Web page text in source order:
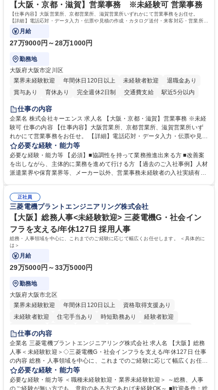
を込めてコミュニケーションをとりながら広報関連業務を行っておりま
す。 学歴・資格 学歴：大学院 大学 高専 短大 専修学校 高校 語学力： 資
格：
【大阪・京都・滋賀】営業事務 ※未経験可 営業事務
【仕事内容】大阪営業所、京都営業所、滋賀営業所いずれかにて営業事務をお任せ。
【詳細】電話応対・データ入力・伝票や見積の作成・カタログ送付・来客対応・営業所内
で発生する事務業務や業務改善をお任せ。
月給
27万9000円～28万1000円
勤務地
大阪府大阪市淀川区
業界未経験歓迎
年間休日120日以上 未経験者歓迎
退職金あり
賞与あり
育休あり 完全週休2日制 交通費支給
駅近5分以内
土日祝休み
仕事の内容
企業名 株式会社キーエンス 求人名 【大阪・京都・滋賀】営業事務 ※未経
験可 仕事の内容 【仕事内容】大阪営業所、京都営業所、滋賀営業所いず
れかにて営業事務をお任せ。 【詳細】電話応対・データ入力・伝票や見積
の作成・カタログ送付・来客対応・営業所内で発生する事務業務や業務改
善をお任せ。 【教育制度】ご入社後、育成担当とペアになりながらOJTに
て業務を覚えていただくことが可能です。業務システムがきちんと構築さ
れているため、スムーズに仕事に慣れることができる環境です。また、
募集職種 【大阪・京都・滋賀】営業事務 ※未経験可
必要な経験・能力等
必要な経験・能力等 【必須】■協調性を持って業務推進出来る方 ■改善案
を出しながら、主体的に業務を進めて行ける方 【過去のご入社事例】人材
派遣業界や保育業界等、メーカー以外、営業事務未経験者の入社実績有
えて、お客様や社員の状況に合わせ、能動的なサポート、改善の動きも期
待され。組織を支えるスペシャリストとして、チームに貢献し、結果的に
社員から頼られる存在になることができます。平均19:30の退勤以降の業
務の持ち帰りも禁止されており、メリハリのある働き方となります。 学
歴・資格 学歴：大学院 大学 高専 短大 語学力： 資格：
正社員
三菱電機プラントエンジニアリング株式会社
【大阪】総務人事<未経験歓迎> 三菱電機G・社会イン
フラを支える/年休127日 採用人事
総務・人事領域を中心に、これまでのご経験に応じて幅広くお任せします。 ＜具体的に
は＞
月給
29万5000円～33万5000円
勤務地
大阪府大阪市北区
業界未経験歓迎
年間休日120日以上
資格取得支援あり
未経験者歓迎
住宅手当あり 時短勤務あり
経験者歓迎
退職金あり
駅近5分以内
土日祝休み 服装自由 寮・社宅あり 食事補助あり
仕事の内容
企業名 三菱電機プラントエンジニアリング株式会社 求人名 【大阪】総務
人事＜未経験歓迎＞◇三菱電機G・社会インフラを支える/年休127日 仕事
の内容 総務・人事領域を中心に、これまでのご経験に応じて幅広くお任せ
します。 ＜具体的には＞ ・総務/人事労務（給与・社保・勤怠管理など）
・採用・教育研修 ・福利厚生運用 など ※基本的には事務所勤務ですが、
採用や教育等の業務内容により、関西圏以外への日帰り・宿泊を伴う国内
必要な経験・能力等
必要な経験・能力等 ＜職種未経験歓迎・業界未経験歓迎＞ ～総務、人事
のご経験が無い方でも、意欲のある方であれば未経験OK～ ■歓迎条件：総